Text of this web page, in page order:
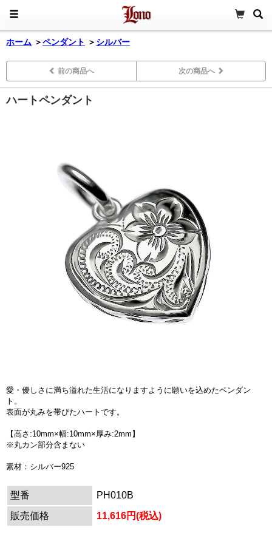
ホーム ＞ペンダント ＞ シルバー
前の商品へ 次の商品へ
ハートペンダント
愛・優しさに満ち溢れた生活になりますように願いを込めたペンダン
ト。
表面が丸みを帯びたハートです。
【高さ:10mm×幅:10mm×厚み:2mm】
※丸カン部分含まない
素材：シルバー925
型番
PH010B
販売価格
11,616円(税込)